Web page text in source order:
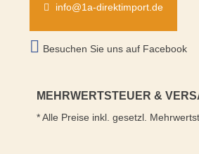
info@1a-direktimport.de
Besuchen Sie uns auf Facebook
MEHRWERTSTEUER &
* Alle Preise inkl. gesetzl.